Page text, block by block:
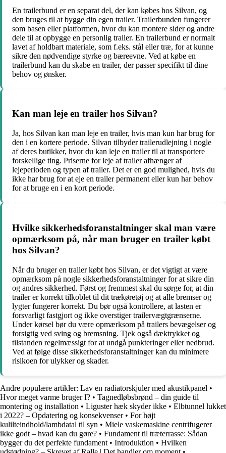
En trailerbund er en separat del, der kan købes hos Silvan, og
den bruges til at bygge din egen trailer. Trailerbunden fungerer
som basen eller platformen, hvor du kan montere sider og andre
dele til at opbygge en personlig trailer. En trailerbund er normalt
lavet af holdbart materiale, som f.eks. stål eller træ, for at kunne
sikre den nødvendige styrke og bæreevne. Ved at købe en
trailerbund kan du skabe en trailer, der passer specifikt til dine
behov og ønsker.
Kan man leje en trailer hos Silvan?
Ja, hos Silvan kan man leje en trailer, hvis man kun har brug for
den i en kortere periode. Silvan tilbyder trailerudlejning i nogle
af deres butikker, hvor du kan leje en trailer til at transportere
forskellige ting. Priserne for leje af trailer afhænger af
lejeperioden og typen af trailer. Det er en god mulighed, hvis du
ikke har brug for at eje en trailer permanent eller kun har behov
for at bruge en i en kort periode.
Hvilke sikkerhedsforanstaltninger skal man være
opmærksom på, når man bruger en trailer købt
hos Silvan?
Når du bruger en trailer købt hos Silvan, er det vigtigt at være
opmærksom på nogle sikkerhedsforanstaltninger for at sikre din
og andres sikkerhed. Først og fremmest skal du sørge for, at din
trailer er korrekt tilkoblet til dit trækøretøj og at alle bremser og
lygter fungerer korrekt. Du bør også kontrollere, at lasten er
forsvarligt fastgjort og ikke overstiger trailervægtgrænserne.
Under kørsel bør du være opmærksom på trailers bevægelser og
forsigtig ved sving og bremsning. Tjek også dæktrykket og
tilstanden regelmæssigt for at undgå punkteringer eller nedbrud.
Ved at følge disse sikkerhedsforanstaltninger kan du minimere
risikoen for ulykker og skader.
Andre populære artikler: Lav en radiatorskjuler med akustikpanel •
Hvor meget varme bruger I? • Tagnedløbsbrønd – din guide til
montering og installation • Liguster hæk skyder ikke • Elbtunnel lukket
i 2022? – Opdatering og konsekvenser• For højt
kulilteindhold/lambdatal til syn • Miele vaskemaskine centrifugerer
ikke godt – hvad kan du gøre? • Fundament til træterrasse: Sådan
bygger du det perfekte fundament • Introduktion • Hvilken